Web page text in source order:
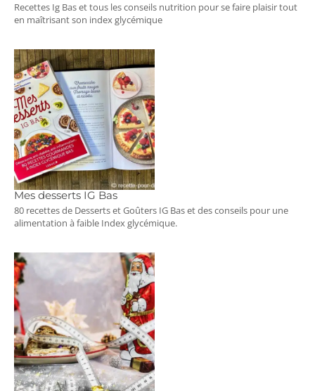
Recettes Ig Bas et tous les conseils nutrition pour se faire plaisir tout
en maîtrisant son index glycémique
Mes desserts IG Bas
80 recettes de Desserts et Goûters IG Bas et des conseils pour une
alimentation à faible Index glycémique.